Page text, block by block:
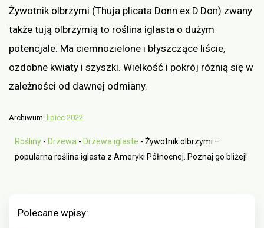
Żywotnik olbrzymi (Thuja plicata Donn ex D.Don) zwany
także tują olbrzymią to roślina iglasta o dużym
potencjale. Ma ciemnozielone i błyszczące liście,
ozdobne kwiaty i szyszki. Wielkość i pokrój różnią się w
zależności od dawnej odmiany.
Archiwum: lipiec 2022
Rośliny - Drzewa - Drzewa iglaste - Żywotnik olbrzymi –
popularna roślina iglasta z Ameryki Północnej. Poznaj go bliżej!
Polecane wpisy: